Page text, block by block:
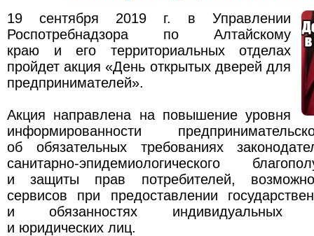
19 сентября 2019 г. в Управлении
Роспотребнадзора по Алтайскому
краю и его территориальных отделах
пройдет акция «День открытых дверей для
предпринимателей».
Акция направлена на повышение уровня
информированности
об обязательных требованиях
санитарно-эпидемиологического
и защиты прав потребителей,
сервисов при предоставлении
и обязанностях индивидуальных
и юридических лиц.